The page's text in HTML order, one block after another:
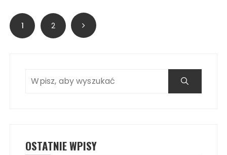
Stronicowanie
wpisów
1 2
OSTATNIE WPISY